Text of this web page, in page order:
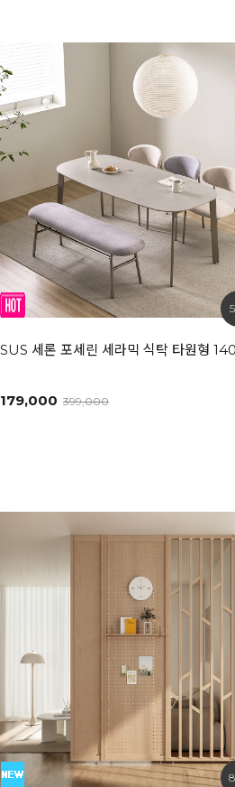
SUS 세론 포세린 세라믹 식탁 타원형
179,000 399,000